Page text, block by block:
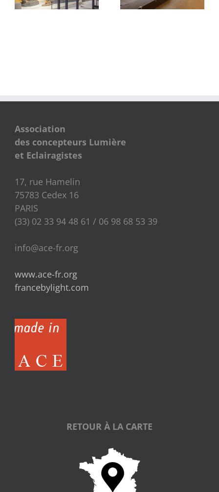
Association
des concepteurs Lumière
et Eclairagistes
17, rue Hamelin
75783 Cedex 16
PARIS
(33) 02 33 94 48 61 / 06 98 68 53 39
info@ace-fr.org
www.ace-fr.org
francebylight.com
RETOUR À LA CARTE